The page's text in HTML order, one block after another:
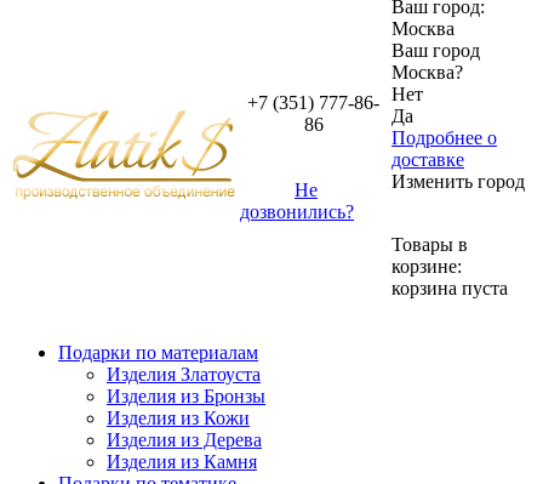
+7 (351) 777-86-
86
Не
дозвонились?
Ваш город:
Москва
Ваш город
Москва?
Нет
Да
Подробнее о
доставке
Изменить город
Товары в
корзине:
корзина пуста
Подарки по материалам
Изделия Златоуста
Изделия из Бронзы
Изделия из Кожи
Изделия из Дерева
Изделия из Камня